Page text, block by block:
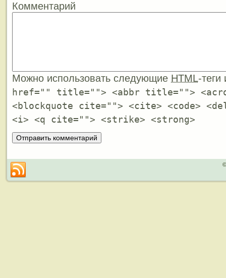
Комментарий
Можно использовать следующие HTML-
href="" title=""> <abbr title="">
<blockquote cite=""> <cite> <code>
<i> <q cite=""> <strike> <strong>